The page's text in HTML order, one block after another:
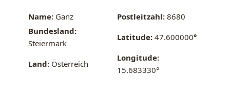
Name: Ganz Postleitzahl: 8680
Bundesland:
Steiermark
Latitude: 47.600000°
Land: Österreich
Longitude:
15.683330°